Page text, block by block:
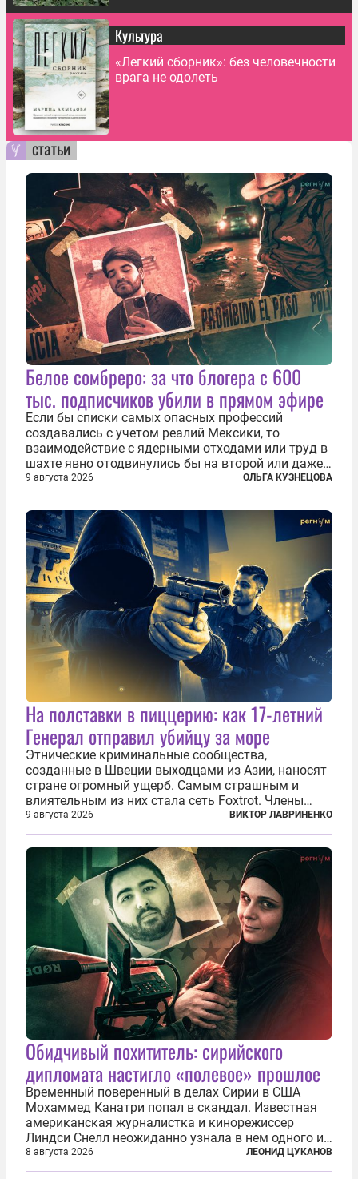
Культура
«Легкий сборник»: без человечности
врага не одолеть
статьи
Белое сомбреро: за что блогера с 600
тыс. подписчиков убили в прямом эфире
Если бы списки самых опасных профессий
создавались с учетом реалий Мексики, то
взаимодействие с ядерными отходами или труд в
шахте явно отодвинулись бы на второй или даже
третий план. А вот блогерам, журналистам и
музыкантам пришлось бы выйти вперед. В
Кульякане, столице штата Синалоа, прямо во...
9 августа 2026 ОЛЬГА КУЗНЕЦОВА
На полставки в пиццерию: как 17-летний
Генерал отправил убийцу за море
Этнические криминальные сообщества,
созданные в Швеции выходцами из Азии, наносят
стране огромный ущерб. Самым страшным и
влиятельным из них стала сеть Foxtrot. Члены
этой сети не только убивают и грабят шведов,
подсаживают их на наркотики, но и совершают
нечто еще даже более страшное — массово...
9 августа 2026 ВИКТОР ЛАВРИНЕНКО
Обидчивый похититель: сирийского
дипломата настигло «полевое» прошлое
Временный поверенный в делах Сирии в США
Мохаммед Канатри попал в скандал. Известная
американская журналистка и кинорежиссер
Линдси Снелл неожиданно узнала в нем одного из
бандитов, похитивших ее в сирийском Алеппо в
2016 году. Журналистка убеждена, что Канатри, в
8 августа 2026 ЛЕОНИД ЦУКАНОВ